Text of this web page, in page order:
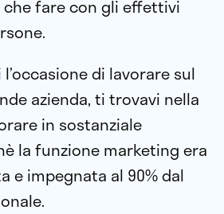
che fare con gli effettivi
l’occasione di lavorare sul
azienda, ti trovavi nella
in sostanziale
la funzione marketing era
e impegnata al 90% dal